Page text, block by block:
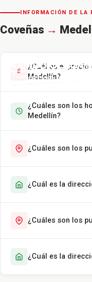
INFORMACIÓN DE LA
Coveñas →
¿Cuál es el precio
Medellín?
¿Cuáles son los
Medellín?
¿Cuáles son los
¿Cuál es la
¿Cuáles son los
¿Cuál es la